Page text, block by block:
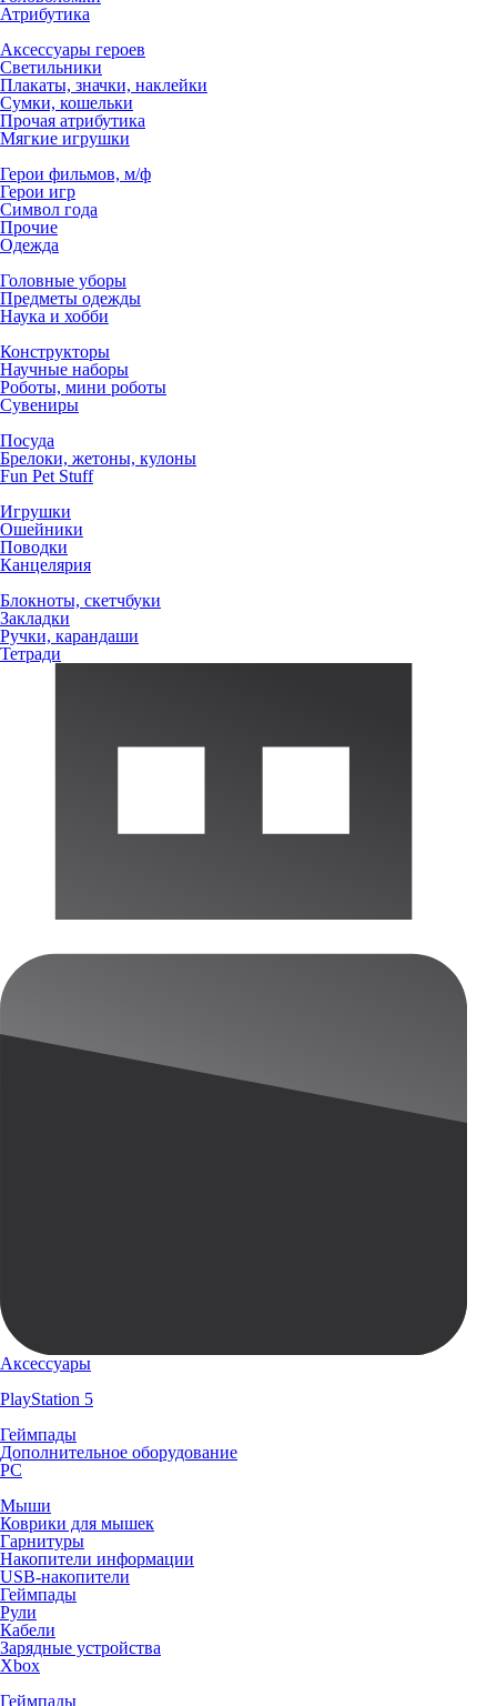
Атрибутика
Аксессуары героев
Светильники
Плакаты, значки, наклейки
Сумки, кошельки
Прочая атрибутика
Мягкие игрушки
Герои фильмов, м/ф
Герои игр
Символ года
Прочие
Одежда
Головные уборы
Предметы одежды
Наука и хобби
Конструкторы
Научные наборы
Роботы, мини роботы
Сувениры
Посуда
Брелоки, жетоны, кулоны
Fun Pet Stuff
Игрушки
Ошейники
Поводки
Канцелярия
Блокноты, скетчбуки
Закладки
Ручки, карандаши
Тетради
Аксессуары
PlayStation 5
Геймпады
Дополнительное оборудование
PC
Мыши
Коврики для мышек
Гарнитуры
Накопители информации
USB-накопители
Геймпады
Рули
Кабели
Зарядные устройства
Xbox
Геймпады